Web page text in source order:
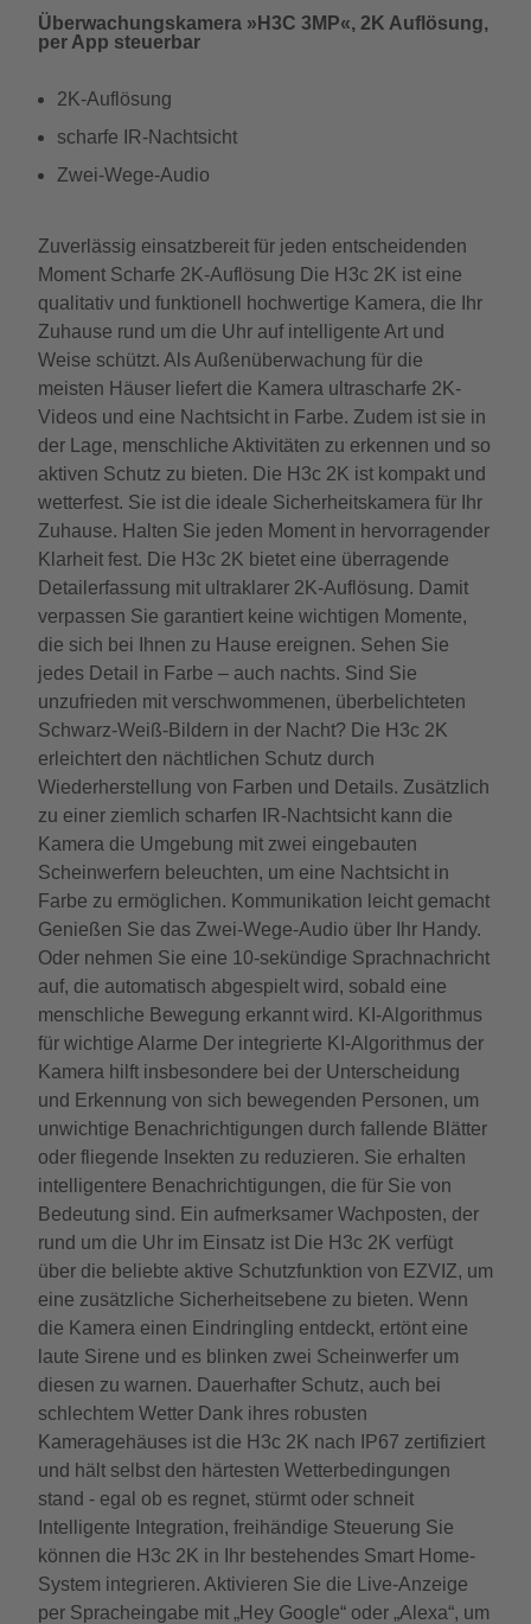
Überwachungskamera »H3C 3MP«, 2K Auflösung,
per App steuerbar
2K-Auflösung
scharfe IR-Nachtsicht
Zwei-Wege-Audio
Zuverlässig einsatzbereit für jeden entscheidenden
Moment Scharfe 2K-Auflösung Die H3c 2K ist eine
qualitativ und funktionell hochwertige Kamera, die Ihr
Zuhause rund um die Uhr auf intelligente Art und
Weise schützt. Als Außenüberwachung für die
meisten Häuser liefert die Kamera ultrascharfe 2K-
Videos und eine Nachtsicht in Farbe. Zudem ist sie in
der Lage, menschliche Aktivitäten zu erkennen und so
aktiven Schutz zu bieten. Die H3c 2K ist kompakt und
wetterfest. Sie ist die ideale Sicherheitskamera für Ihr
Zuhause. Halten Sie jeden Moment in hervorragender
Klarheit fest. Die H3c 2K bietet eine überragende
Detailerfassung mit ultraklarer 2K-Auflösung. Damit
verpassen Sie garantiert keine wichtigen Momente,
die sich bei Ihnen zu Hause ereignen. Sehen Sie
jedes Detail in Farbe – auch nachts. Sind Sie
unzufrieden mit verschwommenen, überbelichteten
Schwarz-Weiß-Bildern in der Nacht? Die H3c 2K
erleichtert den nächtlichen Schutz durch
Wiederherstellung von Farben und Details. Zusätzlich
zu einer ziemlich scharfen IR-Nachtsicht kann die
Kamera die Umgebung mit zwei eingebauten
Scheinwerfern beleuchten, um eine Nachtsicht in
Farbe zu ermöglichen. Kommunikation leicht gemacht
Genießen Sie das Zwei-Wege-Audio über Ihr Handy.
Oder nehmen Sie eine 10-sekündige Sprachnachricht
auf, die automatisch abgespielt wird, sobald eine
menschliche Bewegung erkannt wird. KI-Algorithmus
für wichtige Alarme Der integrierte KI-Algorithmus der
Kamera hilft insbesondere bei der Unterscheidung
und Erkennung von sich bewegenden Personen, um
unwichtige Benachrichtigungen durch fallende Blätter
oder fliegende Insekten zu reduzieren. Sie erhalten
intelligentere Benachrichtigungen, die für Sie von
Bedeutung sind. Ein aufmerksamer Wachposten, der
rund um die Uhr im Einsatz ist Die H3c 2K verfügt
über die beliebte aktive Schutzfunktion von EZVIZ, um
eine zusätzliche Sicherheitsebene zu bieten. Wenn
die Kamera einen Eindringling entdeckt, ertönt eine
laute Sirene und es blinken zwei Scheinwerfer um
diesen zu warnen. Dauerhafter Schutz, auch bei
schlechtem Wetter Dank ihres robusten
Kameragehäuses ist die H3c 2K nach IP67 zertifiziert
und hält selbst den härtesten Wetterbedingungen
stand - egal ob es regnet, stürmt oder schneit
Intelligente Integration, freihändige Steuerung Sie
können die H3c 2K in Ihr bestehendes Smart Home-
System integrieren. Aktivieren Sie die Live-Anzeige
per Spracheingabe mit „Hey Google“ oder „Alexa“, um